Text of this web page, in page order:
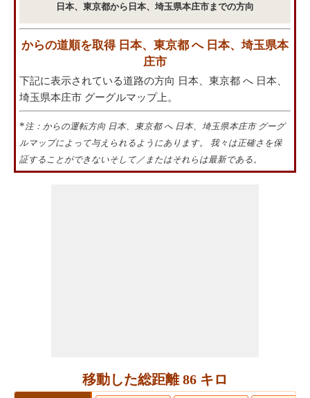
日本、東京都から日本、埼玉県本庄市までの方向
からの道順を取得 日本、東京都 へ 日本、埼玉県本
庄市
下記に表示されている道路の方向 日本、東京都 へ 日本、
埼玉県本庄市 グーグルマップ上。
* 注：からの運転方向 日本、東京都 へ 日本、埼玉県本庄市 グーグ
ルマップによって与えられるようにあります。 我々は正確さを保
証することができないそして／またはそれらは最新である。
移動した総距離 86 キロ